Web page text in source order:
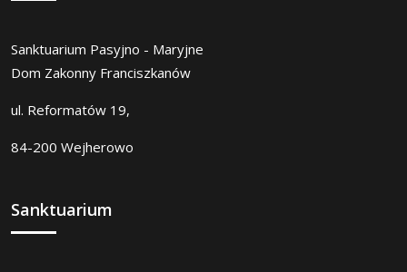
Sanktuarium Pasyjno - Maryjne
Dom Zakonny Franciszkanów
ul. Reformatów 19,
84-200 Wejherowo
Sanktuarium